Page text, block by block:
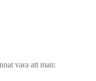
vara att man: